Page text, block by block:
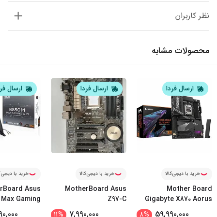
نظر کاربران
محصولات مشابه
ارسال فردا
خرید با دیجی‌کالا
Mother Board
Gigabyte X870 Aorus
59,990,000
%
8
ارسال فردا
خرید با دیجی‌کالا
MotherBoard Asus
Z97-C
7,990,000
%
11
ارسال
خرید با
Asus
Gaming